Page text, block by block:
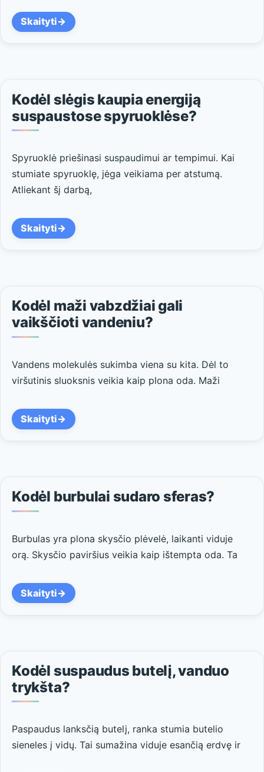
Skaityti
Kodėl slėgis kaupia energiją
suspaustose spyruoklėse?
Spyruoklė priešinasi suspaudimui ar tempimui. Kai
stumiate spyruoklę, jėga veikiama per atstumą.
Atliekant šį darbą,
Skaityti
Kodėl maži vabzdžiai gali
vaikščioti vandeniu?
Vandens molekulės sukimba viena su kita. Dėl to
viršutinis sluoksnis veikia kaip plona oda. Maži
Skaityti
Kodėl burbulai sudaro sferas?
Burbulas yra plona skysčio plėvelė, laikanti viduje
orą. Skysčio paviršius veikia kaip ištempta oda. Ta
Skaityti
Kodėl suspaudus butelį, vanduo
trykšta?
Paspaudus lanksčią butelį, ranka stumia butelio
sieneles į vidų. Tai sumažina viduje esančią erdvę ir